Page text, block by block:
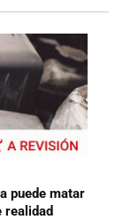
puede matar
realidad